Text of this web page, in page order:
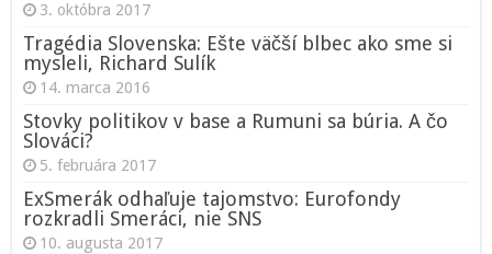
3. októbra 2017
Tragédia Slovenska: Ešte väčší blbec ako sme si
mysleli, Richard Sulík
14. marca 2016
Stovky politikov v base a Rumuni sa búria. A čo
Slováci?
5. februára 2017
ExSmerák odhaľuje tajomstvo: Eurofondy
rozkradli Smeráci, nie SNS
10. augusta 2017